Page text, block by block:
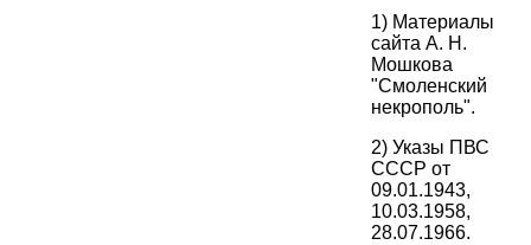
1) Материалы
сайта А. Н.
Мошкова
"Смоленский
некрополь".
2) Указы ПВС
СССР от
09.01.1943,
10.03.1958,
28.07.1966.